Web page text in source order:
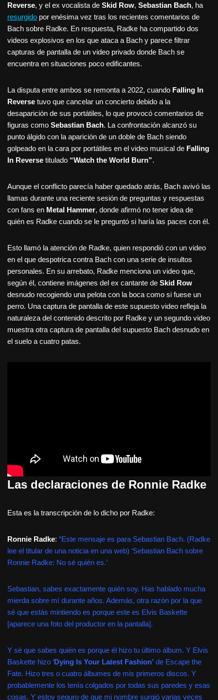
Reverse, y el ex vocalista de Skid Row, Sebastian Bach, ha
resurgido por enésima vez tras los recientes comentarios de
Bach sobre Radke. En respuesta, Radke ha compartido dos
videos explosivos en los que ataca a Bach y parece filtrar
capturas de pantalla de un video privado donde Bach se
encuentra en situaciones poco edificantes.
La disputa entre ambos se remonta a 2022, cuando Falling In
Reverse tuvo que cancelar un concierto debido a la
desaparición de sus portátiles, lo que provocó comentarios de
figuras como Sebastian Bach. La confrontación alcanzó su
punto álgido con la aparición de un doble de Bach siendo
golpeado en la cara por portátiles en el video musical de Falling
In Reverse titulado “Watch the World Burn”.
Aunque el conflicto parecía haber quedado atrás, Bach avivó las
llamas durante una reciente sesión de preguntas y respuestas
con fans en Metal Hammer, donde afirmó no tener idea de
quién es Radke cuando se le preguntó si haría las paces con él.
Esto llamó la atención de Radke, quien respondió con un video
en el que despotrica contra Bach con una serie de insultos
personales. En su arrebato, Radke menciona un video que,
según él, contiene imágenes del ex cantante de Skid Row
desnudo recogiendo una pelota con la boca como si fuese un
perro. Una captura de pantalla de este supuesto video refleja la
naturaleza del contenido descrito por Radke y un segundo video
muestra otra captura de pantalla del supuesto Bach desnudo en
el suelo a cuatro patas.
Las declaraciones de Ronnie Radke
Esta es la transcripción de lo dicho por Radke:
Ronnie Radke: “Este mensaje es para Sebastian Bach. (Radke
lee el titular de una noticia en una web) ‘Sebastian Bach sobre
Ronnie Radke: No sé quién es.’
Sebastian, sabes exactamente quién soy. Has hablado mucha
mierda sobre mí durante años. Además, otra razón por la que
sé que estás mintiendo es porque este es Elvis Baskette
[aparece una foto del productor en la pantalla].
Y sé que sabes quién es porque él hizo tu último álbum. Y Elvis
Baskette hizo ‘Dying Is Your Latest Fashion’ de Escape the
Fate. Hizo tres o cuatro álbumes de mis primeros discos. Y
probablemente los tenía colgados por todas sus paredes y esas
cosas. Y estoy seguro de que mi nombre surgió varias veces